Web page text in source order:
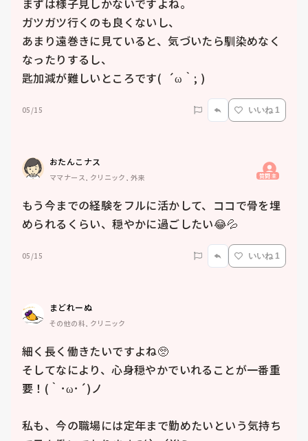
まずは様子見しかないですよね。
ガツガツ行くのも良くないし、
あまり遠巻きに見ていると、気づいたら馴染めなく
なったりするし、
匙加減が難しいところです(  ´ω｀; )
05/15 いいね 1
おたんこナス
ママナース, クリニック, 外来 質問主
もう今までの経験をフルに活かして、ココで骨を埋
められるくらい、穏やかに過ごしたい😂💦
05/15 いいね 1
まどれーぬ
その他の科, クリニック
細く長く働きたいですよね🥺
そしてなにより、心身穏やかでいれることが一番重
要！(｀･ω･´)ノ
私も、今の職場には定年まで勤めたいという気持ち